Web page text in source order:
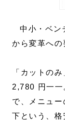
中小・ベン
から変革への
「カットの
2,780 円一一
で、メニュ
下という、